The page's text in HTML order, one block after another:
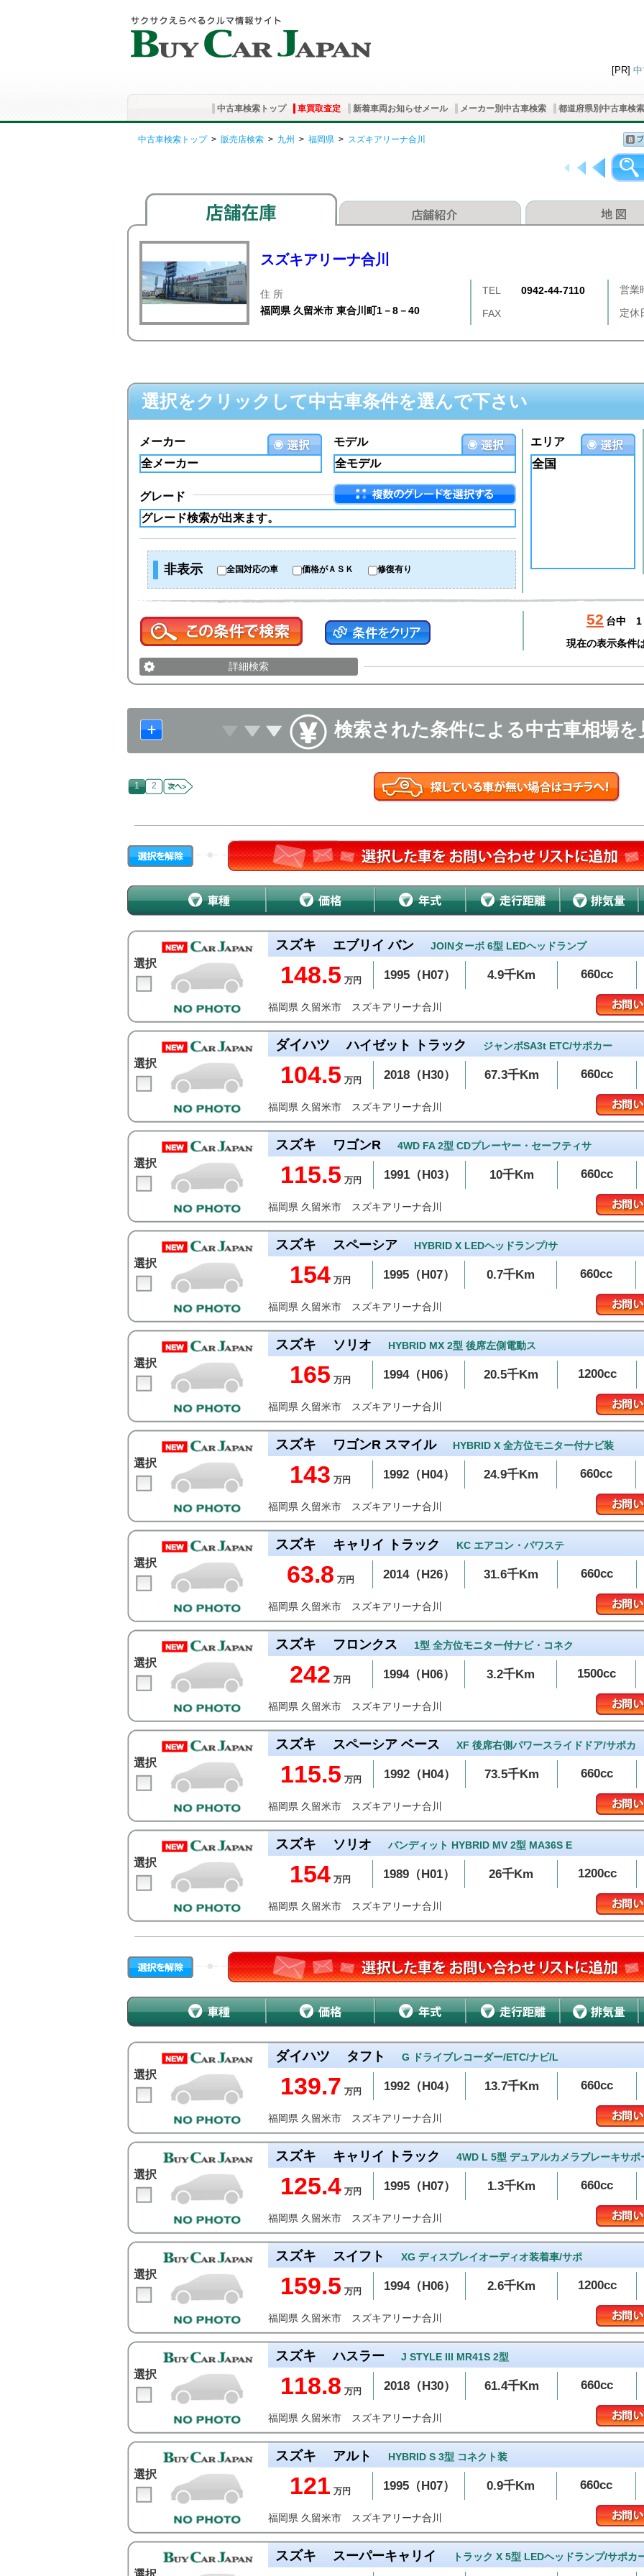
[PR]
中古車検索トップ 車買取査定 新着車両お知らせメール メーカー別中古車検索 都道府県別中古車検索
中古車検索トップ> 販売店検索 > 九州 > 福岡県 > スズキアリーナ合川
スズキアリーナ合川
住 所
福岡県 久留米市 東合川町1－8－40
TEL 0942-44-7110 営業
FAX 定休
選択をクリックして中古車条件を選んで下さい
モデル
メーカー
グレード
非表示 全国対応の車 価格がＡＳＫ 修復有り
エリア
全国
52 台中
現在の表示条件
詳細検索
検索された条件による中古車相場を
1 2
選択
スズキ エブリイ バン JOINターボ 6型 LEDヘッドランプ
148.5 万円 1995（H07） 4.9千Km 660cc
福岡県 久留米市 スズキアリーナ合川
選択
ダイハツ ハイゼット トラック ジャンボSA3t ETC/サポカー
104.5 万円 2018（H30） 67.3千Km 660cc
福岡県 久留米市 スズキアリーナ合川
選択
スズキ ワゴンR 4WD FA 2型 CDプレーヤー・セーフティサ
115.5 万円 1991（H03） 10千Km 660cc
福岡県 久留米市 スズキアリーナ合川
選択
スズキ スペーシア HYBRID X LEDヘッドランプ/サ
154 万円 1995（H07） 0.7千Km 660cc
福岡県 久留米市 スズキアリーナ合川
選択
スズキ ソリオ HYBRID MX 2型 後席左側電動ス
165 万円 1994（H06） 20.5千Km 1200cc
福岡県 久留米市 スズキアリーナ合川
選択
スズキ ワゴンR スマイル HYBRID X 全方位モニター付ナビ装
143 万円 1992（H04） 24.9千Km 660cc
福岡県 久留米市 スズキアリーナ合川
選択
スズキ キャリイ トラック KC エアコン・パワステ
63.8 万円 2014（H26） 31.6千Km 660cc
福岡県 久留米市 スズキアリーナ合川
選択
スズキ フロンクス 1型 全方位モニター付ナビ・コネク
242 万円 1994（H06） 3.2千Km 1500cc
福岡県 久留米市 スズキアリーナ合川
選択
スズキ スペーシア ベース XF 後席右側パワースライドドア/サポカ
115.5 万円 1992（H04） 73.5千Km 660cc
福岡県 久留米市 スズキアリーナ合川
選択
スズキ ソリオ バンディット HYBRID MV 2型 MA36S E
154 万円 1989（H01） 26千Km 1200cc
福岡県 久留米市 スズキアリーナ合川
選択
ダイハツ タフト G ドライブレコーダー/ETC/ナビ/L
139.7 万円 1992（H04） 13.7千Km 660cc
福岡県 久留米市 スズキアリーナ合川
選択
スズキ キャリイ トラック 4WD L 5型 デュアルカメラブレーキサポ
125.4 万円 1995（H07） 1.3千Km 660cc
福岡県 久留米市 スズキアリーナ合川
選択
スズキ スイフト XG ディスプレイオーディオ装着車/サポ
159.5 万円 1994（H06） 2.6千Km 1200cc
福岡県 久留米市 スズキアリーナ合川
選択
スズキ ハスラー J STYLE III MR41S 2型
118.8 万円 2018（H30） 61.4千Km 660cc
福岡県 久留米市 スズキアリーナ合川
選択
スズキ アルト HYBRID S 3型 コネクト装
121 万円 1995（H07） 0.9千Km 660cc
福岡県 久留米市 スズキアリーナ合川
スズキ スーパーキャリイ トラック X 5型 LEDヘッドランプ/サポカ